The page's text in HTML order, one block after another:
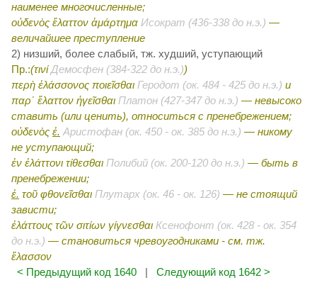
наименее многочисленные;
οὐδενὸς ἔλαττον ἁμάρτημα Исократ (436-338 до н.э.) —
величайшее преступление
2) низший, более слабый, тж. худший, уступающий
Пр.:(τινίДемосфен (384-322 до н.э.))
περὴ ἐλάσσονος ποιεῖσθαι Геродот (ок. 484 - 425 до н.э.) и
παρ΄ ἔλαττον ἡγεῖσθαι Платон (427-347 до н.э.) — невысоко
ставить (или ценить), относиться с пренебрежением;
οὐδενὸς ἐ. Аристофан (ок. 450 - ок. 385 до н.э.) — никому
не уступающий;
ἐν ἐλάττονι τίθεσθαι Полибий (ок. 200-120 до н.э.) — быть в
пренебрежении;
ἐ. τοῦ φθονεῖσθαι Плутарх (ок. 46 - ок. 126) — не стоящий
зависти;
ἐλάττους τῶν σιτίων γίγνεσθαι Ксенофонт (ок. 428 - ок. 354
до н.э.) — становиться чревоугодниками - см. тж.
ἔλασσον
< Предыдущий код 1640
| Следующий код 1642 >